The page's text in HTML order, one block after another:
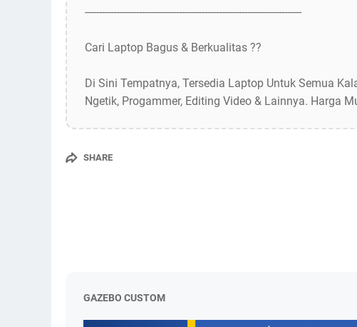
----------------------------------------------------------------------------
Cari Laptop Bagus & Berkualitas ??
Di Sini Tempatnya, Tersedia Laptop Untuk Semua
Ngetik, Progammer, Editing Video & Lainnya. Harga
SHARE
GAZEBO CUSTOM